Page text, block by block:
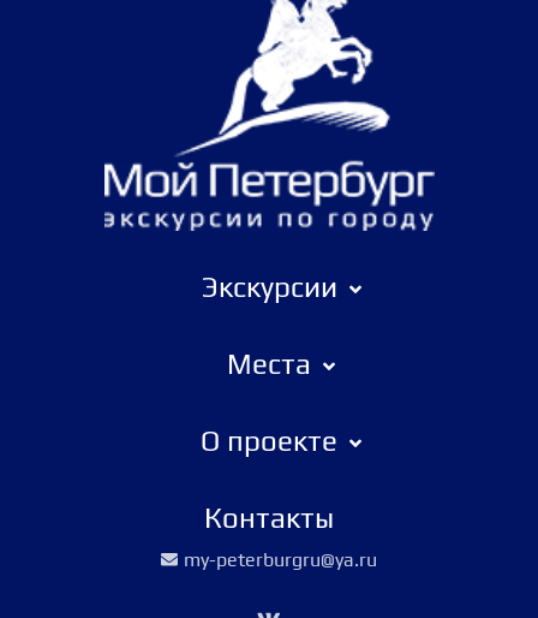
Экскурсии
Места
О проекте
Контакты
 my-peterburgru@ya.ru